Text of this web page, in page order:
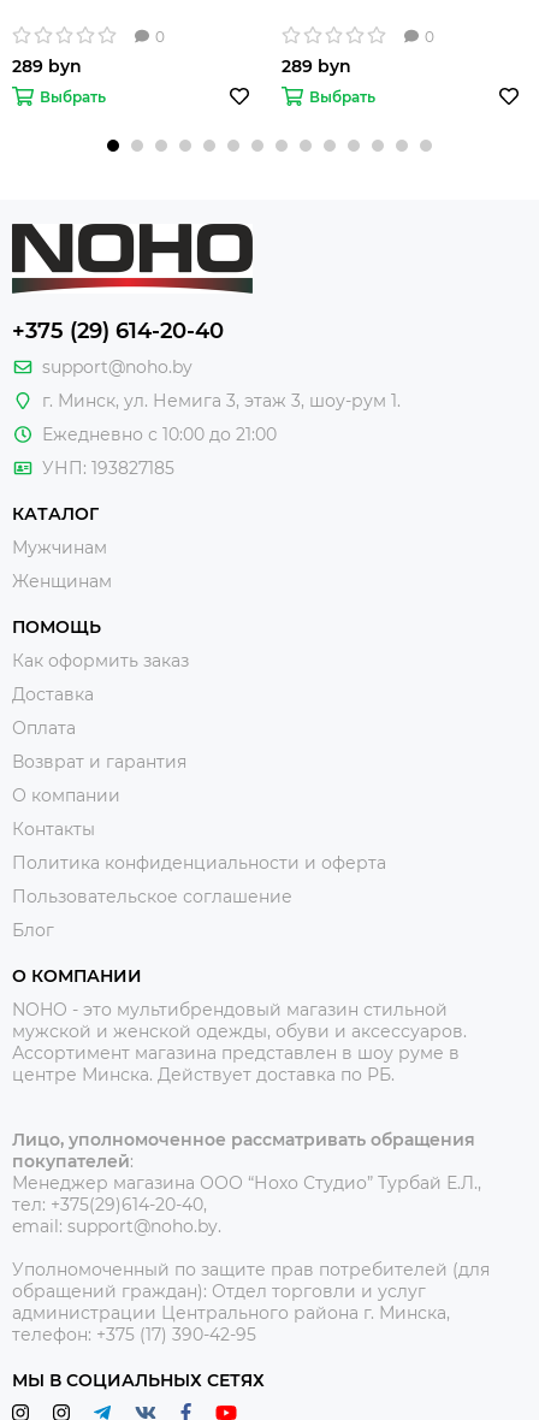
0
289 byn
Выбрать
0
289 byn
Выбрать
+375 (29) 614-20-40
support@noho.by
г. Минск, ул. Немига 3, этаж 3, шоу-рум 1.
Ежедневно с 10:00 до 21:00
УНП: 193827185
КАТАЛОГ
Мужчинам
Женщинам
ПОМОЩЬ
Как оформить заказ
Доставка
Оплата
Возврат и гарантия
О компании
Контакты
Политика конфиденциальности и оферта
Пользовательское соглашение
Блог
О КОМПАНИИ
NOHO - это мультибрендовый магазин стильной
мужской и женской одежды, обуви и аксессуаров.
Ассортимент магазина представлен в шоу руме в
центре Минска. Действует доставка по РБ.
Лицо, уполномоченное рассматривать обращения
покупателей:
Менеджер магазина ООО “Нохо Студио” Турбай Е.Л.,
тел: +375(29)614-20-40,
email: support@noho.by.
Уполномоченный по защите прав потребителей (для
обращений граждан): Отдел торговли и услуг
администрации Центрального района г. Минска,
телефон: +375 (17) 390-42-95
МЫ В СОЦИАЛЬНЫХ СЕТЯХ